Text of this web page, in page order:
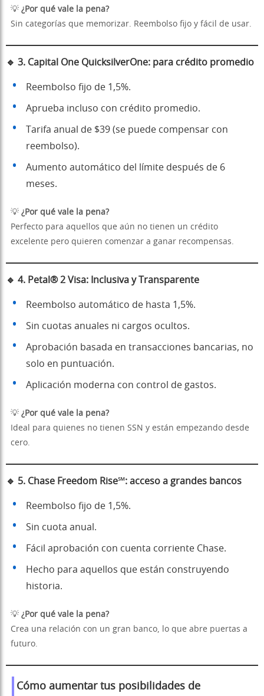
💡 ¿Por qué vale la pena?
Sin categorías que memorizar. Reembolso fijo y fácil de usar.
🔹 3. Capital One QuicksilverOne: para crédito promedio
Reembolso fijo de 1,5%.
Aprueba incluso con crédito promedio.
Tarifa anual de $39 (se puede compensar con
reembolso).
Aumento automático del límite después de 6
meses.
💡 ¿Por qué vale la pena?
Perfecto para aquellos que aún no tienen un crédito
excelente pero quieren comenzar a ganar recompensas.
🔹 4. Petal® 2 Visa: Inclusiva y Transparente
Reembolso automático de hasta 1,5%.
Sin cuotas anuales ni cargos ocultos.
Aprobación basada en transacciones bancarias, no
solo en puntuación.
Aplicación moderna con control de gastos.
💡 ¿Por qué vale la pena?
Ideal para quienes no tienen SSN y están empezando desde
cero.
🔹 5. Chase Freedom Rise℠: acceso a grandes bancos
Reembolso fijo de 1,5%.
Sin cuota anual.
Fácil aprobación con cuenta corriente Chase.
Hecho para aquellos que están construyendo
historia.
💡 ¿Por qué vale la pena?
Crea una relación con un gran banco, lo que abre puertas a
futuro.
Cómo aumentar tus posibilidades de